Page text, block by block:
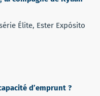
Élite, Ester Expósito
d’emprunt ?